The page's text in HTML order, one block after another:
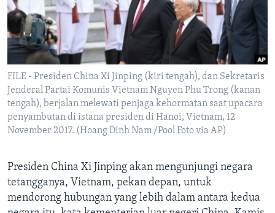
FILE - Presiden China Xi Jinping (kiri tengah), dan Sekretaris
Jenderal Partai Komunis Vietnam Nguyen Phu Trong (kanan
tengah), berjalan melewati penjaga kehormatan saat upacara
penyambutan di istana presiden di Hanoi, Vietnam, 12
November 2017. (Hoang Dinh Nam /Pool Foto via AP)
Presiden China Xi Jinping akan mengunjungi negara
tetangganya, Vietnam, pekan depan, untuk
mendorong hubungan yang lebih dalam antara kedua